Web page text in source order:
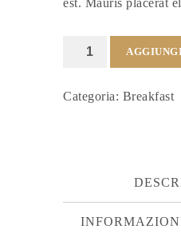
est. Mauris placerat
Supreme
quantità
Categoria: Breakfast